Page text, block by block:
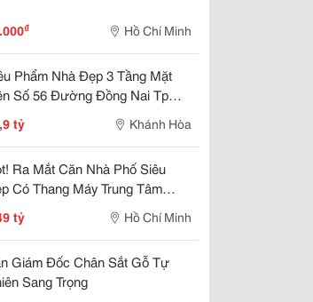
₫ Hồ Chí Minh
Phẩm Nhà Đẹp 3 Tầng Mặt
Số 56 Đường Đồng Nai Tp
tỷ Khánh Hòa
Ra Mắt Căn Nhà Phố Siêu
Có Thang Máy Trung Tâm
tỷ Hồ Chí Minh
Giám Đốc Chân Sắt Gỗ Tự
Sang Trọng